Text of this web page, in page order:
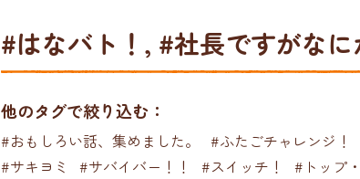
#はなバト！, #社長ですがなに
他のタグで絞り込む：
#おもしろい話、集めました。 #ふたごチャレンジ！
#サキヨミ
#サバイバー！！ #スイッチ！ #トップ